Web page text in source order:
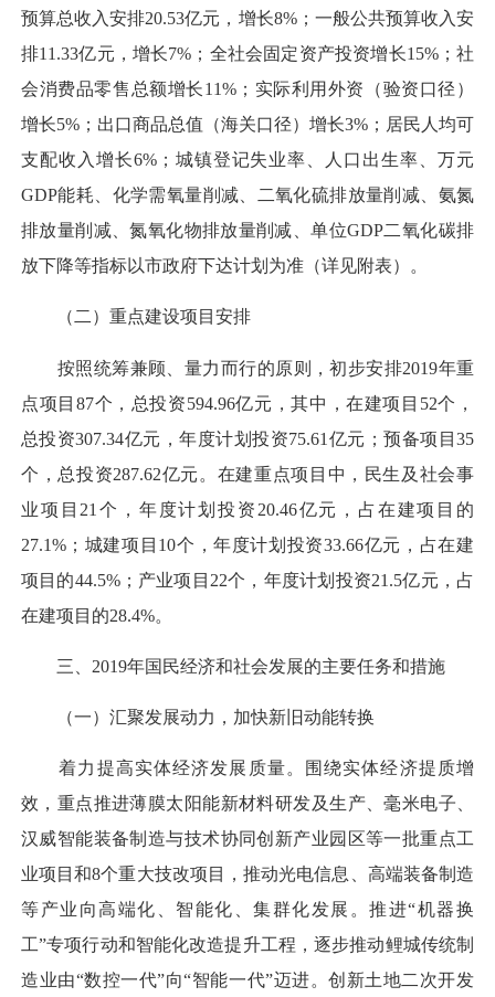
预算总收入安排20.53亿元，增长8%；一般公共预算收入安
排11.33亿元，增长7%；全社会固定资产投资增长15%；社
会消费品零售总额增长11%；实际利用外资（验资口径）
增长5%；出口商品总值（海关口径）增长3%；居民人均可
支配收入增长6%；城镇登记失业率、人口出生率、万元
GDP能耗、化学需氧量削减、二氧化硫排放量削减、氨氮
排放量削减、氮氧化物排放量削减、单位GDP二氧化碳排
放下降等指标以市政府下达计划为准（详见附表）。
（二）重点建设项目安排
按照统筹兼顾、量力而行的原则，初步安排2019年重
点项目87个，总投资594.96亿元，其中，在建项目52个，
总投资307.34亿元，年度计划投资75.61亿元；预备项目35
个，总投资287.62亿元。在建重点项目中，民生及社会事
业项目21个，年度计划投资20.46亿元，占在建项目的
27.1%；城建项目10个，年度计划投资33.66亿元，占在建
项目的44.5%；产业项目22个，年度计划投资21.5亿元，占
在建项目的28.4%。
三、2019年国民经济和社会发展的主要任务和措施
（一）汇聚发展动力，加快新旧动能转换
着力提高实体经济发展质量。围绕实体经济提质增
效，重点推进薄膜太阳能新材料研发及生产、毫米电子、
汉威智能装备制造与技术协同创新产业园区等一批重点工
业项目和8个重大技改项目，推动光电信息、高端装备制造
等产业向高端化、智能化、集群化发展。推进“机器换
工”专项行动和智能化改造提升工程，逐步推动鲤城传统制
造业由“数控一代”向“智能一代”迈进。创新土地二次开发